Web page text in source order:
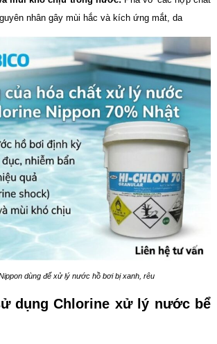
nhân gây mùi hắc và kích ứng mắt, da
dùng để xử lý nước hồ bơi bị xanh, rêu
dụng Chlorine xử lý nước bể